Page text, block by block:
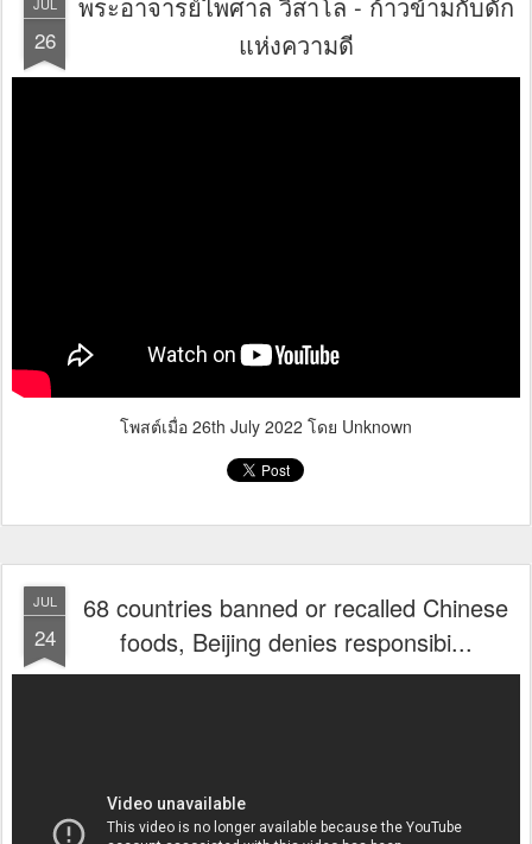
26
แห่งความดี
โพสต์เมื่อ 26th July 2022 โดย Unknown
JUL
24
68 countries banned or recalled Chinese
foods, Beijing denies responsibi...